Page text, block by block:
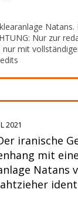
Nur zur
nur mit
2021
iranische
mit
Natans